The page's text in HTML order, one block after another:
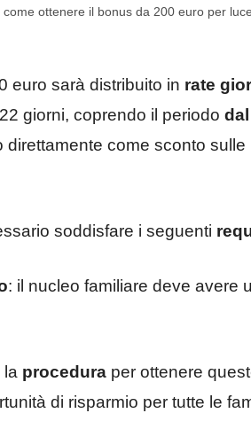
ottenere il bonus da 200 euro per
euro sarà distribuito in rate
giorni, coprendo il periodo
come sconto
soddisfare i seguenti
: il nucleo familiare deve avere
la procedura per ottenere
di risparmio per tutte le